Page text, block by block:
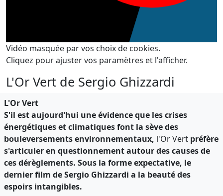
Vidéo masquée par vos choix de cookies.
Cliquez pour ajuster vos paramètres et l'afficher.
L'Or Vert de Sergio Ghizzardi
L'Or Vert
S'il est aujourd'hui une évidence que les crises
énergétiques et climatiques font la sève des
bouleversements environnementaux, l'Or Vert préfère
s'articuler en questionnement autour des causes de
ces dérèglements. Sous la forme expectative, le
dernier film de Sergio Ghizzardi a la beauté des
espoirs intangibles.